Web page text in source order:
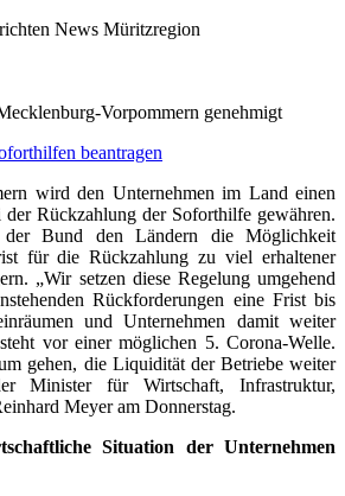
Vorpommern genehmigt
wird den Unternehmen im Land einen
Rückzahlung der Soforthilfe gewähren.
Bund den Ländern die Möglichkeit
für die Rückzahlung zu viel erhaltener
„Wir setzen diese Regelung umgehend
Rückforderungen eine Frist bis
und Unternehmen damit weiter
vor einer möglichen 5. Corona-Welle.
gehen, die Liquidität der Betriebe weiter
Minister für Wirtschaft, Infrastruktur,
Meyer am Donnerstag.
Situation der Unternehmen